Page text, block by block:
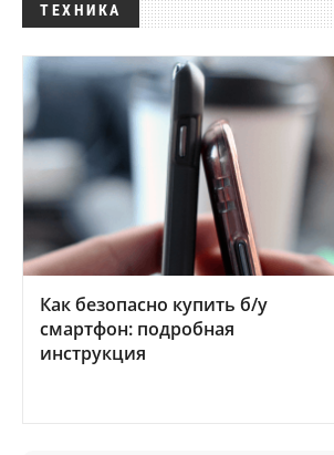
ТЕХНИКА
Как безопасно купить б/у
смартфон: подробная
инструкция